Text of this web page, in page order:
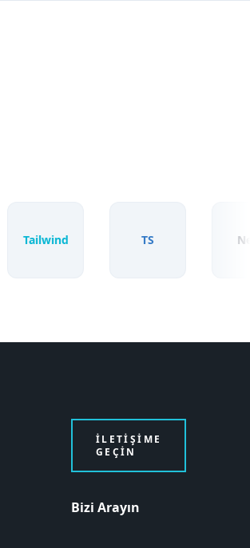
Tailwind Next
İLETIŞIME
GEÇIN
Bizi Arayın